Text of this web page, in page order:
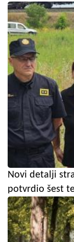
Novi detalji
potvrdio šest